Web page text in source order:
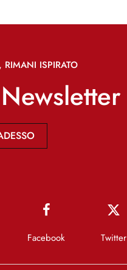
ISPIRATO
Facebook Twitter